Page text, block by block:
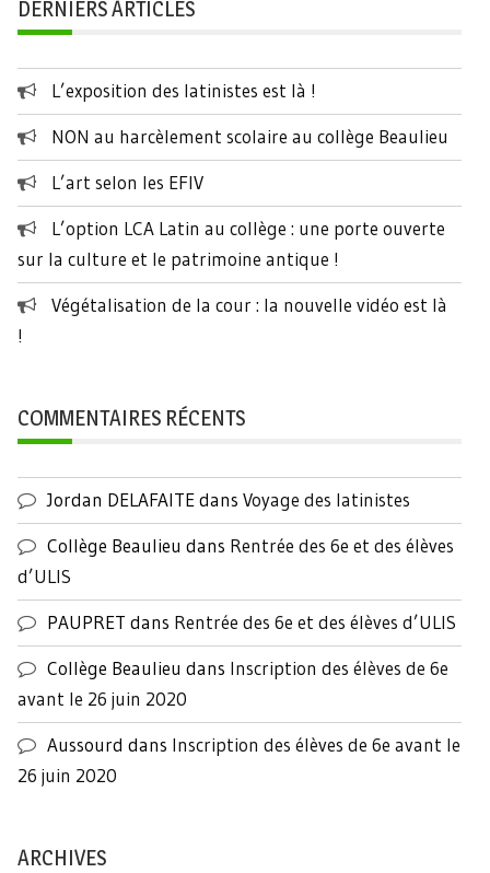
DERNIERS ARTICLES
L’exposition des latinistes est là !
NON au harcèlement scolaire au collège Beaulieu
L’art selon les EFIV
L’option LCA Latin au collège : une porte ouverte
sur la culture et le patrimoine antique !
Végétalisation de la cour : la nouvelle vidéo est là
!
COMMENTAIRES RÉCENTS
Jordan DELAFAITEdans Voyage des latinistes
Collège Beaulieu dans Rentrée des 6e et des élèves
d’ULIS
PAUPRET dans Rentrée des 6e et des élèves d’ULIS
Collège Beaulieu dans Inscription des élèves de 6e
avant le 26 juin 2020
Aussourd dans Inscription des élèves de 6e avant le
26 juin 2020
ARCHIVES